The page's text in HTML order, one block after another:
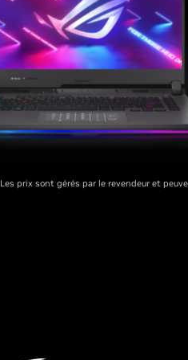
Les prix sont gérés par le revendeur et